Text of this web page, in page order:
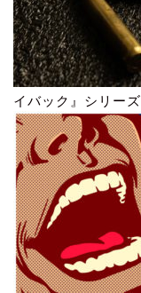
イバック』シリーズ